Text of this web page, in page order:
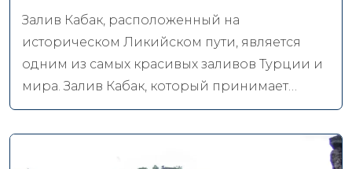
Залив Кабак, расположенный на
историческом Ликийском пути, является
одним из самых красивых заливов Турции и
мира. Залив Кабак, который принимает
людей со всех концов Турции, очаровывает
всех своей природой.